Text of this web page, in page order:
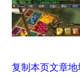
复制本页文章